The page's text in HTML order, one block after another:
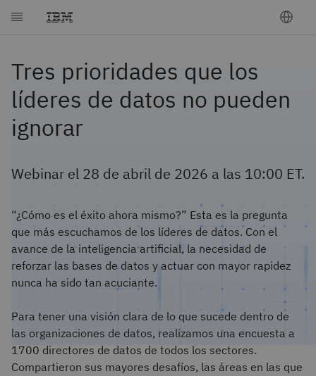
Tres prioridades que los
líderes de datos no pueden
ignorar
Webinar el 28 de abril de 2026 a las 10:00 ET.
“¿Cómo es el éxito ahora mismo?” Esta es la pregunta
que más escuchamos de los líderes de datos. Con el
avance de la inteligencia artificial, la necesidad de
reforzar las bases de datos y actuar con mayor rapidez
nunca ha sido tan acuciante.
Para tener una visión clara de lo que sucede dentro de
las organizaciones de datos, realizamos una encuesta a
1700 directores de datos de todos los sectores.
Compartieron sus mayores desafíos, las áreas en las que